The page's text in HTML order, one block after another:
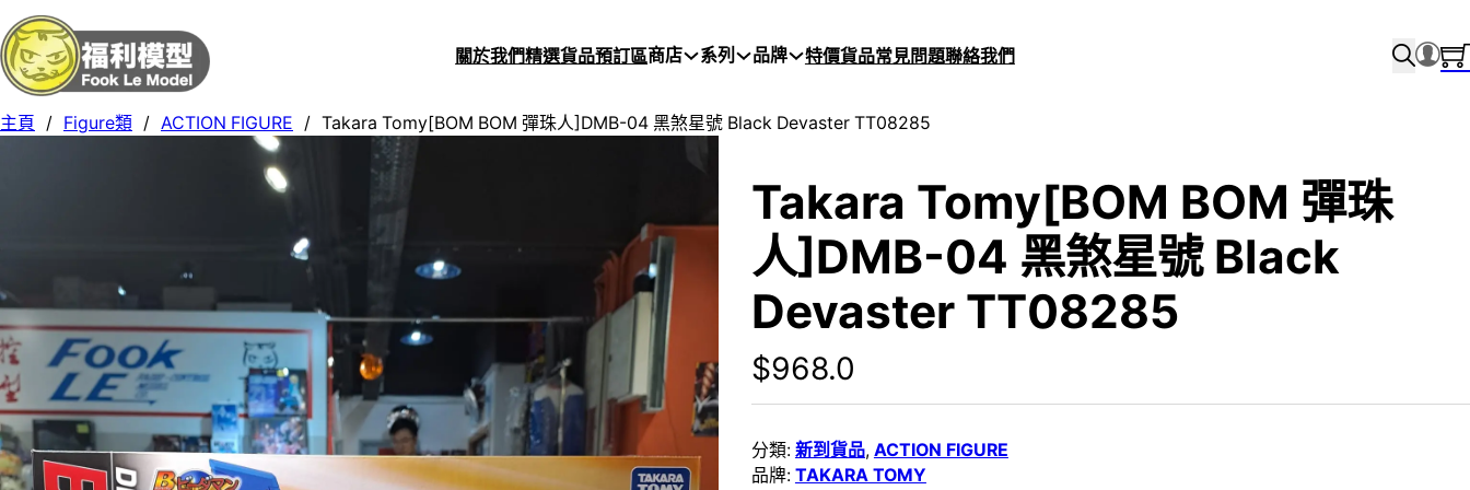
關於我們精選貨品預訂區商店 系列 品牌 特價貨品常見問題聯絡我們
主頁 / Figure類 / ACTION FIGURE / Takara Tomy[BOM BOM 彈珠人]DMB-04 黑煞星號 Black Devaster TT08285
Takara Tomy[BOM BOM 彈珠
人]DMB-04 黑煞星號 Black
Devaster TT08285
$968.0
分類: 新到貨品, ACTION FIGURE
品牌: TAKARA TOMY